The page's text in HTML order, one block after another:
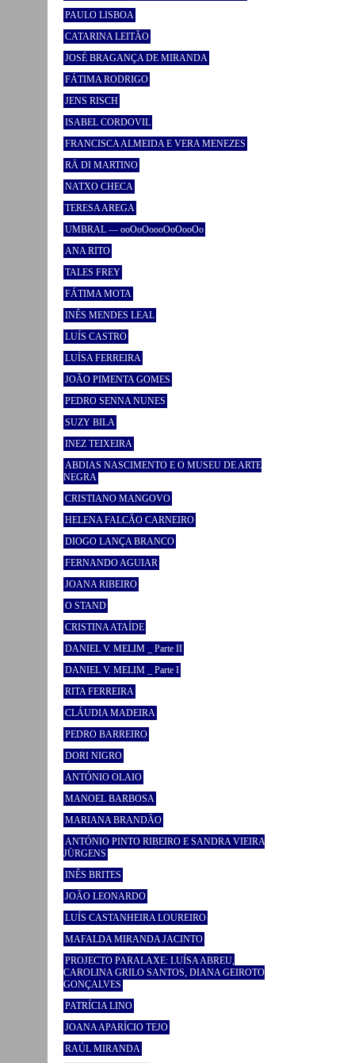
PAULO LISBOA
CATARINA LEITÃO
JOSÉ BRAGANÇA DE MIRANDA
FÁTIMA RODRIGO
JENS RISCH
ISABEL CORDOVIL
FRANCISCA ALMEIDA E VERA MENEZES
RÄ DI MARTINO
NATXO CHECA
TERESA AREGA
UMBRAL — ooOoOoooOoOooOo
ANA RITO
TALES FREY
FÁTIMA MOTA
INÊS MENDES LEAL
LUÍS CASTRO
LUÍSA FERREIRA
JOÃO PIMENTA GOMES
PEDRO SENNA NUNES
SUZY BILA
INEZ TEIXEIRA
ABDIAS NASCIMENTO E O MUSEU DE ARTE
NEGRA
CRISTIANO MANGOVO
HELENA FALCÃO CARNEIRO
DIOGO LANÇA BRANCO
FERNANDO AGUIAR
JOANA RIBEIRO
O STAND
CRISTINA ATAÍDE
DANIEL V. MELIM _ Parte II
DANIEL V. MELIM _ Parte I
RITA FERREIRA
CLÁUDIA MADEIRA
PEDRO BARREIRO
DORI NIGRO
ANTÓNIO OLAIO
MANOEL BARBOSA
MARIANA BRANDÃO
ANTÓNIO PINTO RIBEIRO E SANDRA VIEIRA
JÜRGENS
INÊS BRITES
JOÃO LEONARDO
LUÍS CASTANHEIRA LOUREIRO
MAFALDA MIRANDA JACINTO
PROJECTO PARALAXE: LUÍSA ABREU,
CAROLINA GRILO SANTOS, DIANA GEIROTO
GONÇALVES
PATRÍCIA LINO
JOANA APARÍCIO TEJO
RAÚL MIRANDA